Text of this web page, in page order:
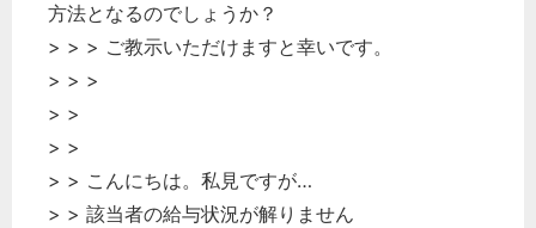
方法となるのでしょうか？
> > > ご教示いただけますと幸いです。
> > >
> >
> >
> > こんにちは。私見ですが…
> > 該当者の給与状況が解りません